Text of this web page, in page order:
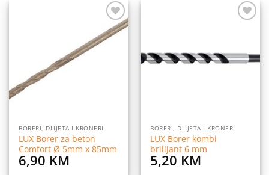
Dodaj
na
BORERI, DLIJETA I KRONERI
LUX Borer za beton
Comfort Ø 5mm x 85mm
6,90 KM
želja
BORERI, DLIJETA I KRONERI
LUX Borer kombi
brilijant 6 mm
5,20 KM